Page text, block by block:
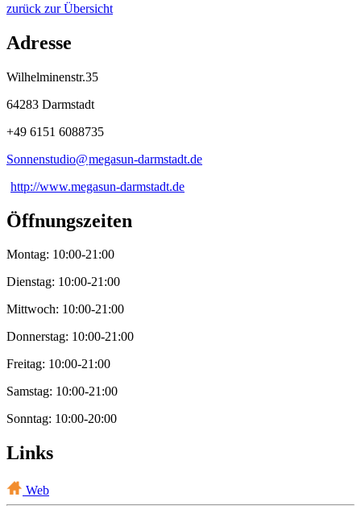
zurück zur Übersicht
Adresse
Wilhelminenstr.35
64283 Darmstadt
+49 6151 6088735
Sonnenstudio@megasun-darmstadt.de
http://www.megasun-darmstadt.de
Öffnungszeiten
Montag: 10:00-21:00
Dienstag: 10:00-21:00
Mittwoch: 10:00-21:00
Donnerstag: 10:00-21:00
Freitag: 10:00-21:00
Samstag: 10:00-21:00
Sonntag: 10:00-20:00
Links
Web